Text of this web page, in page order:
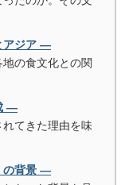
アジア ―
の食文化との関
―
てきた理由を味
の背景 ―